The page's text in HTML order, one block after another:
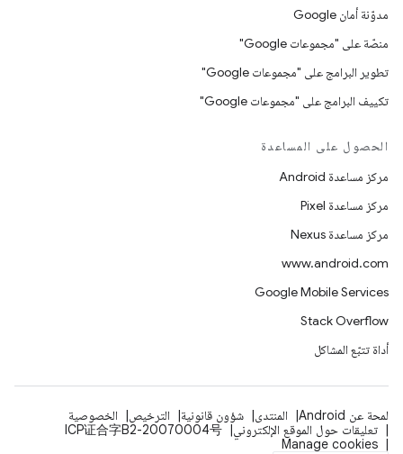
مدوّنة أمان Google
منصّة على "مجموعات Google"
تطوير البرامج على "مجموعات Google"
تكييف البرامج على "مجموعات Google"
الحصول على المساعدة
مركز مساعدة Android
مركز مساعدة Pixel
مركز مساعدة Nexus
www.android.com
Google Mobile Services
Stack Overflow
أداة تتبّع المشاكل
لمحة عن Android المنتدى شؤون قانونية الترخيص
الخصوصية
تعليقات حول الموقع الإلكتروني
ICP证合字B2-20070004号
Manage cookies